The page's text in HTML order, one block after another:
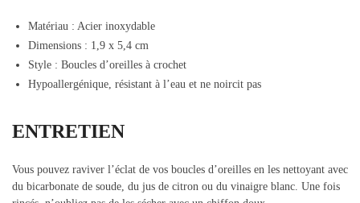
Matériau : Acier inoxydable
Dimensions : 1,9 x 5,4 cm
Style : Boucles d’oreilles à crochet
Hypoallergénique, résistant à l’eau et ne noircit pas
ENTRETIEN
Vous pouvez raviver l’éclat de vos boucles d’oreilles en les nettoyant avec
du bicarbonate de soude, du jus de citron ou du vinaigre blanc. Une fois